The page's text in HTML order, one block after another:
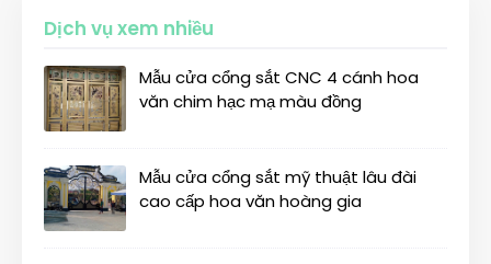
Dịch vụ xem nhiều
Mẫu cửa cổng sắt CNC 4 cánh hoa
văn chim hạc mạ màu đồng
Mẫu cửa cổng sắt mỹ thuật lâu đài
cao cấp hoa văn hoàng gia